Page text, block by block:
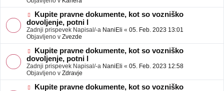
eo
b
a
v
e
N
o
v
e
o
b
a
v
e
Kupite pravne dokumente, kot so vozniško
dovoljenje, potni l
Zadnji prispevek Napisal/-a NaniEli « 05. Feb. 2023 13:01
Objavljeno v Zvezde
N
o
v
e
o
b
Kupite pravne dokumente, kot so vozniško
dovoljenje, potni l
Zadnji prispevek Napisal/-a NaniEli « 05. Feb. 2023 12:58
Objavljeno v Zdravje
NKupite pravne dokumente, kot so vozniško